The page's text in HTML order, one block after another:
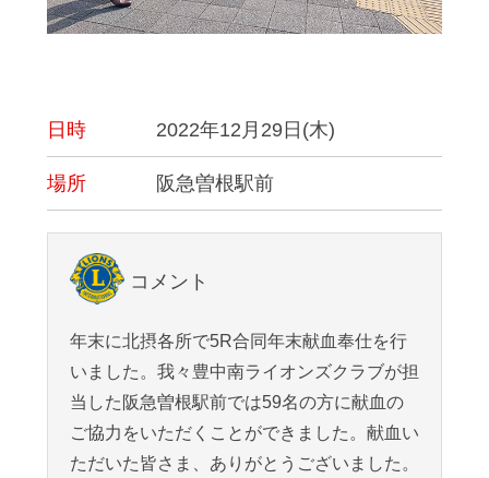
日時 2022年12月29日(木)
場所 阪急曽根駅前
コメント
年末に北摂各所で5R合同年末献血奉仕を行
いました。我々豊中南ライオンズクラブが担
当した阪急曽根駅前では59名の方に献血の
ご協力をいただくことができました。献血い
ただいた皆さま、ありがとうございました。